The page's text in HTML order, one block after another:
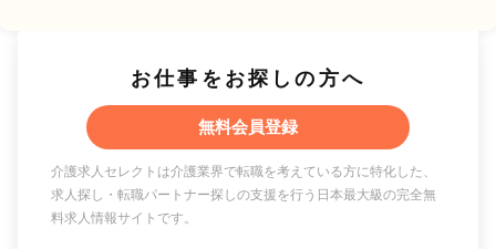
お仕事をお探しの方へ
無料会員登録
介護求人セレクトは介護業界で転職を考えている方に特化した、
求人探し・転職パートナー探しの支援を行う日本最大級の完全無
料求人情報サイトです。